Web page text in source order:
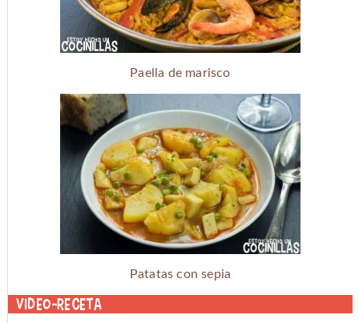
Paella de marisco
Patatas con sepia
Video-receta